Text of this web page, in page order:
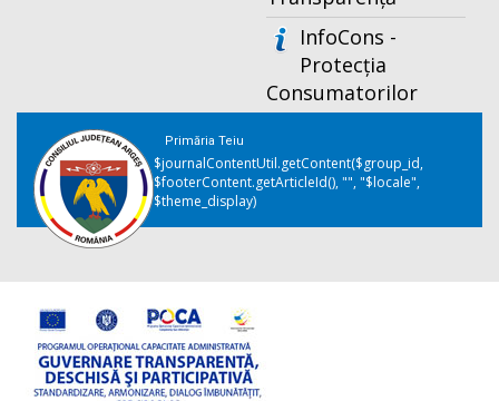
InfoCons -
Protecția
Consumatorilor
Primăria Teiu
$journalContentUtil.getContent($group_id,
$footerContent.getArticleId(), "", "$locale",
$theme_display)